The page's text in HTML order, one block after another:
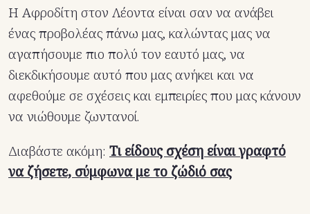
Η Αφροδίτη στον Λέοντα είναι σαν να ανάβει
ένας προβολέας πάνω μας, καλώντας μας να
αγαπήσουμε πιο πολύ τον εαυτό μας, να
διεκδικήσουμε αυτό που μας ανήκει και να
αφεθούμε σε σχέσεις και εμπειρίες που μας κάνουν
να νιώθουμε ζωντανοί.
Διαβάστε ακόμη: Τι είδους σχέση είναι γραφτό
να ζήσετε, σύμφωνα με το ζώδιό σας